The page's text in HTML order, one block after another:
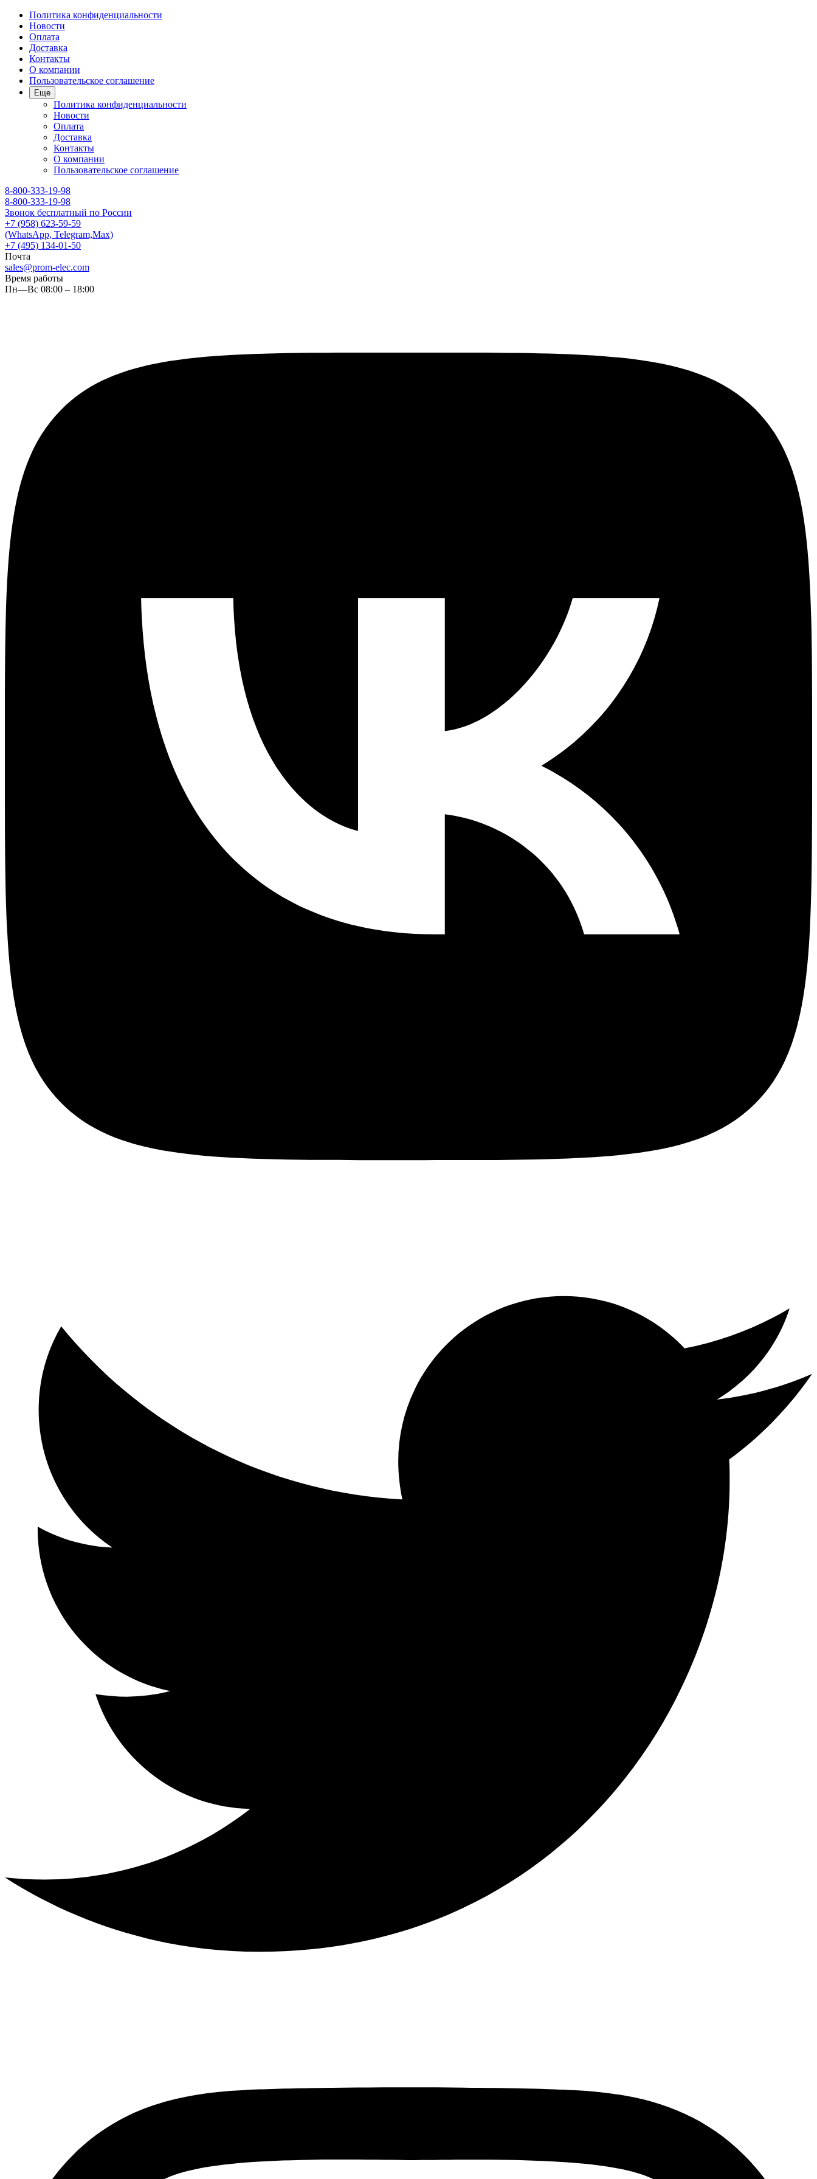
Политика конфиденциальности
Новости
Оплата
Доставка
Контакты
О компании
Пользовательское соглашение
Еще
Политика конфиденциальности
Новости
Оплата
Доставка
Контакты
О компании
Пользовательское соглашение
8-800-333-19-98
8-800-333-19-98
Звонок бесплатный по России
+7 (958) 623-59-59
(WhatsApp, Telegram,Max)
+7 (495) 134-01-50
Почта
sales@prom-elec.com
Время работы
Пн—Вс 08:00 – 18:00